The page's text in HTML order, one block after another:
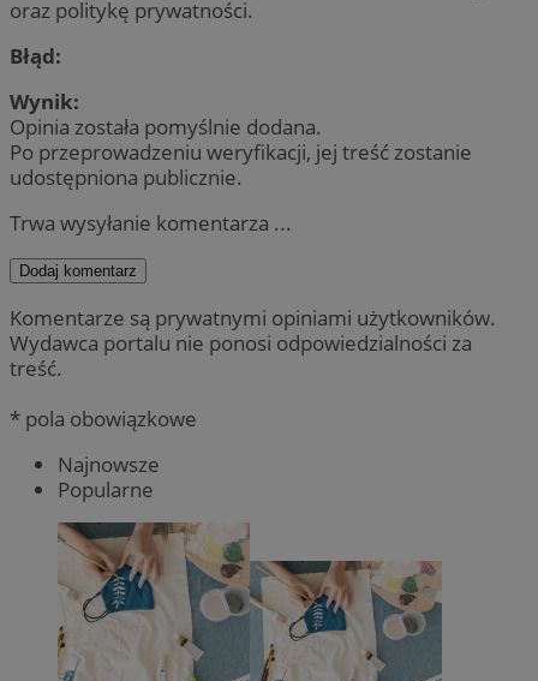
oraz politykę prywatności.
Błąd:
Wynik:
Opinia została pomyślnie dodana.
Po przeprowadzeniu weryfikacji, jej treść zostanie
udostępniona publicznie.
Trwa wysyłanie komentarza ...
Dodaj komentarz
Komentarze są prywatnymi opiniami użytkowników.
Wydawca portalu nie ponosi odpowiedzialności za
treść.
* pola obowiązkowe
Najnowsze
Popularne